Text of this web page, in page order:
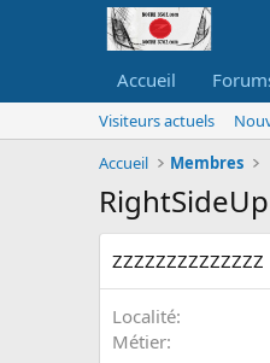
Accueil
Visiteurs actuels
Accueil
Membres
RightSideUp
ZZZZZZZZZZZZZZ
Localité
Métier